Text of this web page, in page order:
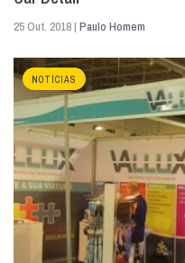
25 Out. 2018 | Paulo Homem
NOTÍCIAS